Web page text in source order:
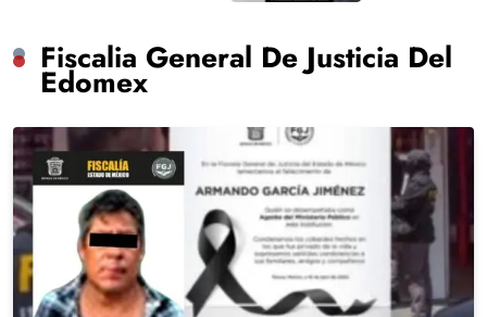
Fiscalia General De Justicia Del
Edomex